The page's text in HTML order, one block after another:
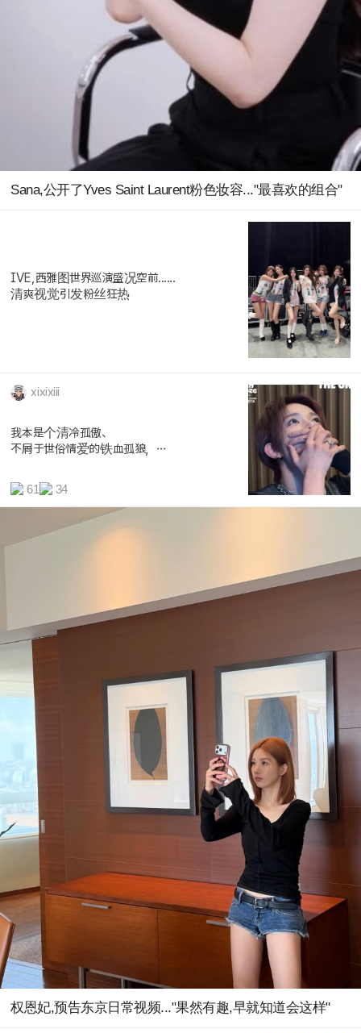
Sana,公开了Yves Saint Laurent粉色妆容..."最喜欢的组合"
IVE,西雅图世界巡演盛况空前......
清爽视觉引发粉丝狂热
xixixiii
我本是个清冷孤傲、
不屑于世俗情爱的铁血孤狼，
61 34
权恩妃,预告东京日常视频..."果然有趣,早就知道会这样"